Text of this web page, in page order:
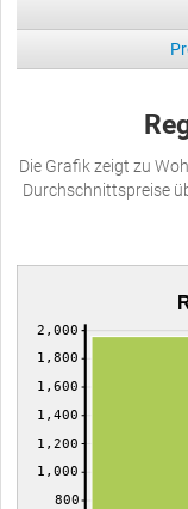
Die Grafik zeigt zu
Durchschnittspreise
800
1,000
1,200
1,400
1,600
1,800
2,000